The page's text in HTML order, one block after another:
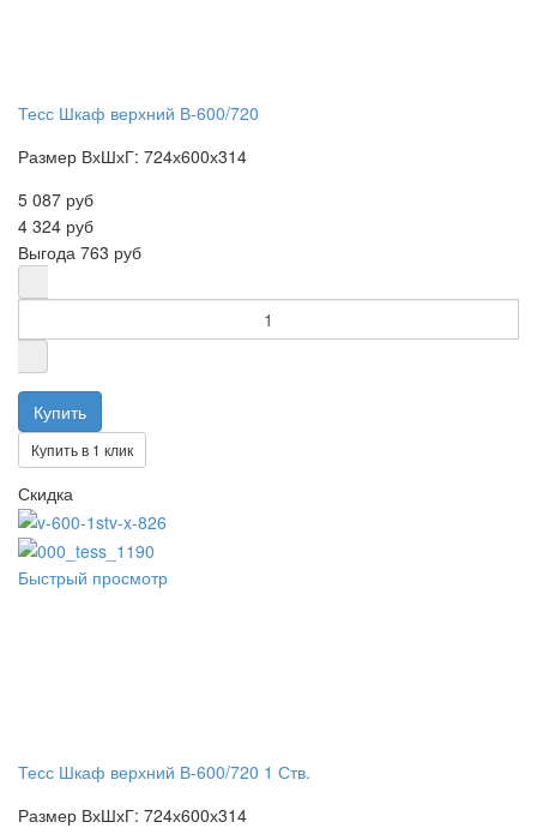
Тесс Шкаф верхний В-600/720
Размер ВхШхГ: 724х600х314
5 087 руб
4 324 руб
Выгода 763 руб
Купить в 1 клик
Скидка
Быстрый просмотр
Тесс Шкаф верхний В-600/720 1 Ств.
Размер ВхШхГ: 724х600х314